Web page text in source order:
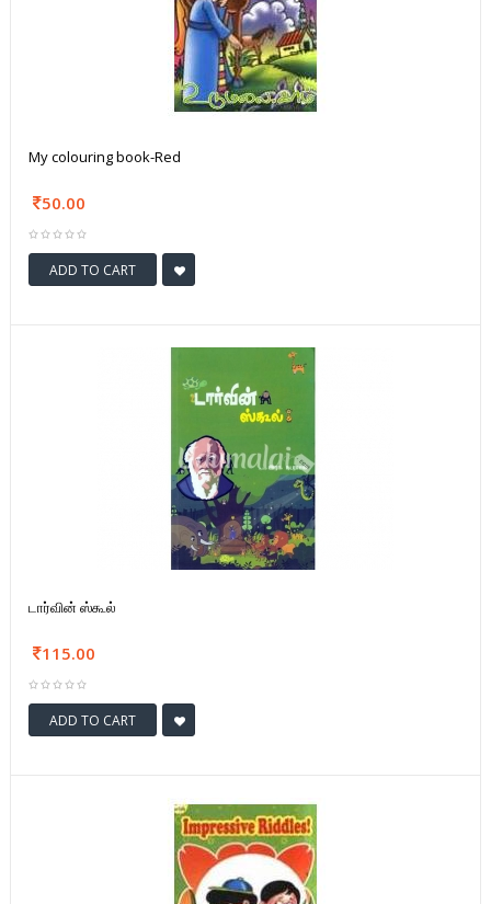
My colouring book-Red
50.00
ADD TO CART
டார்வின் ஸ்கூல்
115.00
ADD TO CART